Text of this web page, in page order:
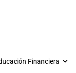
Financiera